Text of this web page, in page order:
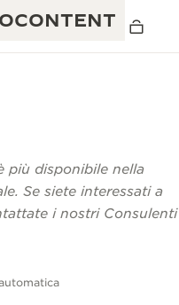
SHOW
DI TRADIZIONE
più disponibile nella
Se siete interessati a
i nostri Consulenti